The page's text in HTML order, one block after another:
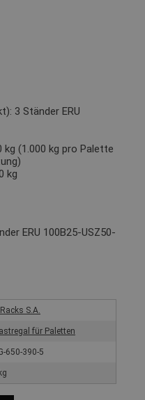
3 Ständer ERU
kg (1.000 kg pro Palette
kg
ERU 100B25-USZ50-
S.A.
für Paletten
650-390-5